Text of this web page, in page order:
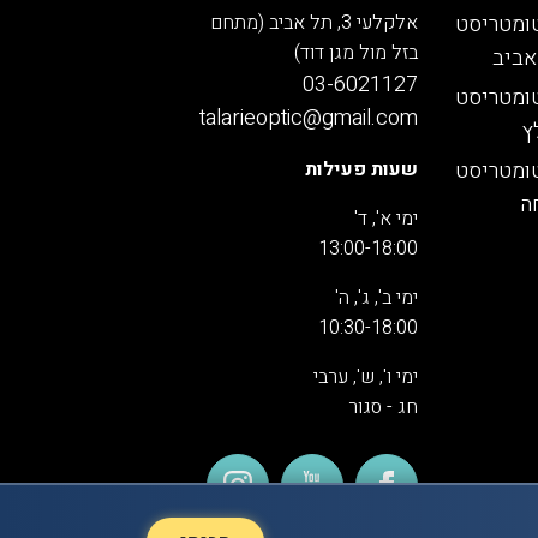
אלקלעי 3, תל אביב (מתחם
בזל מול מגן דוד)
03-6021127
talarieoptic@gmail.com
שעות פעילות
ימי א', ד'
13:00-18:00
ימי ב', ג', ה'
10:30-18:00
ימי ו', ש', ערבי
חג - סגור